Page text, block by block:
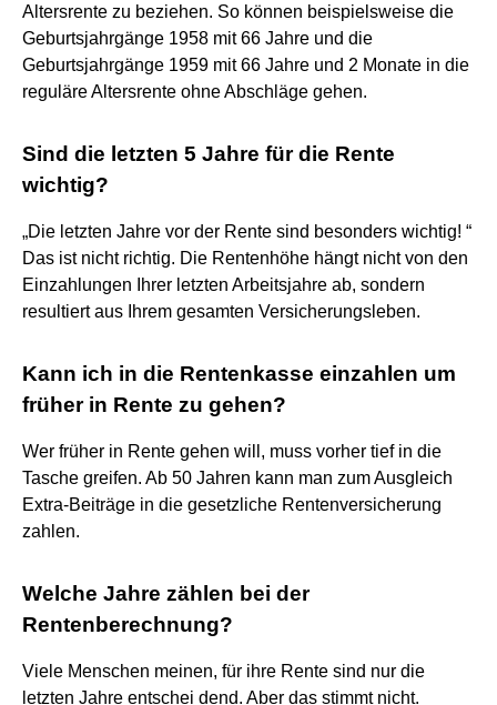
Altersrente zu beziehen. So können beispielsweise die
Geburtsjahrgänge 1958 mit 66 Jahre und die
Geburtsjahrgänge 1959 mit 66 Jahre und 2 Monate in die
reguläre Altersrente ohne Abschläge gehen.
Sind die letzten 5 Jahre für die Rente
wichtig?
„Die letzten Jahre vor der Rente sind besonders wichtig! “
Das ist nicht richtig. Die Rentenhöhe hängt nicht von den
Einzahlungen Ihrer letzten Arbeitsjahre ab, sondern
resultiert aus Ihrem gesamten Versicherungsleben.
Kann ich in die Rentenkasse einzahlen um
früher in Rente zu gehen?
Wer früher in Rente gehen will, muss vorher tief in die
Tasche greifen. Ab 50 Jahren kann man zum Ausgleich
Extra-Beiträge in die gesetzliche Rentenversicherung
zahlen.
Welche Jahre zählen bei der
Rentenberechnung?
Viele Menschen meinen, für ihre Rente sind nur die
letzten Jahre entschei dend. Aber das stimmt nicht.